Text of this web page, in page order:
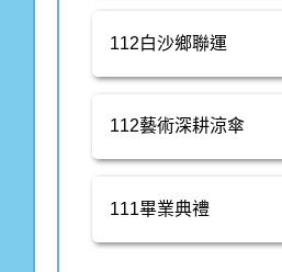
112白沙鄉聯運
112藝術深耕涼傘
111畢業典禮